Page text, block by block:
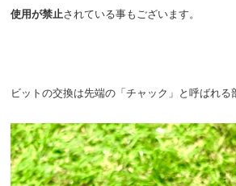
使用が禁止されている事もございます。
ビットの交換は先端の「チャック」と呼ばれる